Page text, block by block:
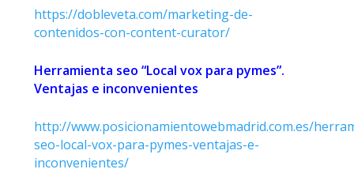
https://dobleveta.com/marketing-de-
contenidos-con-content-curator/
Herramienta seo “Local vox para pymes”.
Ventajas e inconvenientes
http://www.posicionamientowebmadrid.com.es/
seo-local-vox-para-pymes-ventajas-e-
inconvenientes/